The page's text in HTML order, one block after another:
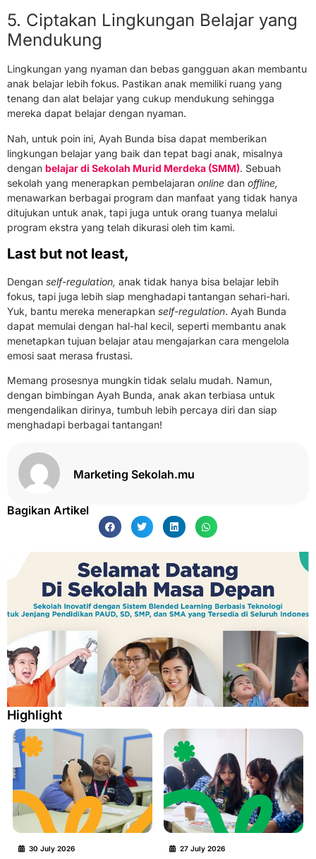
5. Ciptakan Lingkungan Belajar yang
Mendukung
Lingkungan yang nyaman dan bebas gangguan akan membantu
anak belajar lebih fokus. Pastikan anak memiliki ruang yang
tenang dan alat belajar yang cukup mendukung sehingga
mereka dapat belajar dengan nyaman.
Nah, untuk poin ini, Ayah Bunda bisa dapat memberikan
lingkungan belajar yang baik dan tepat bagi anak, misalnya
dengan belajar di Sekolah Murid Merdeka (SMM). Sebuah
sekolah yang menerapkan pembelajaran online dan offline,
menawarkan berbagai program dan manfaat yang tidak hanya
ditujukan untuk anak, tapi juga untuk orang tuanya melalui
program ekstra yang telah dikurasi oleh tim kami.
Last but not least,
Dengan self-regulation, anak tidak hanya bisa belajar lebih
fokus, tapi juga lebih siap menghadapi tantangan sehari-hari.
Yuk, bantu mereka menerapkan self-regulation. Ayah Bunda
dapat memulai dengan hal-hal kecil, seperti membantu anak
menetapkan tujuan belajar atau mengajarkan cara mengelola
emosi saat merasa frustasi.
Memang prosesnya mungkin tidak selalu mudah. Namun,
dengan bimbingan Ayah Bunda, anak akan terbiasa untuk
mengendalikan dirinya, tumbuh lebih percaya diri dan siap
menghadapi berbagai tantangan!
Marketing Sekolah.mu
Bagikan Artikel
Highlight
30 July 2026 27 July 2026